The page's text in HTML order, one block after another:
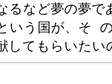
るなど夢の夢
いう国が、そ
してもらいたい